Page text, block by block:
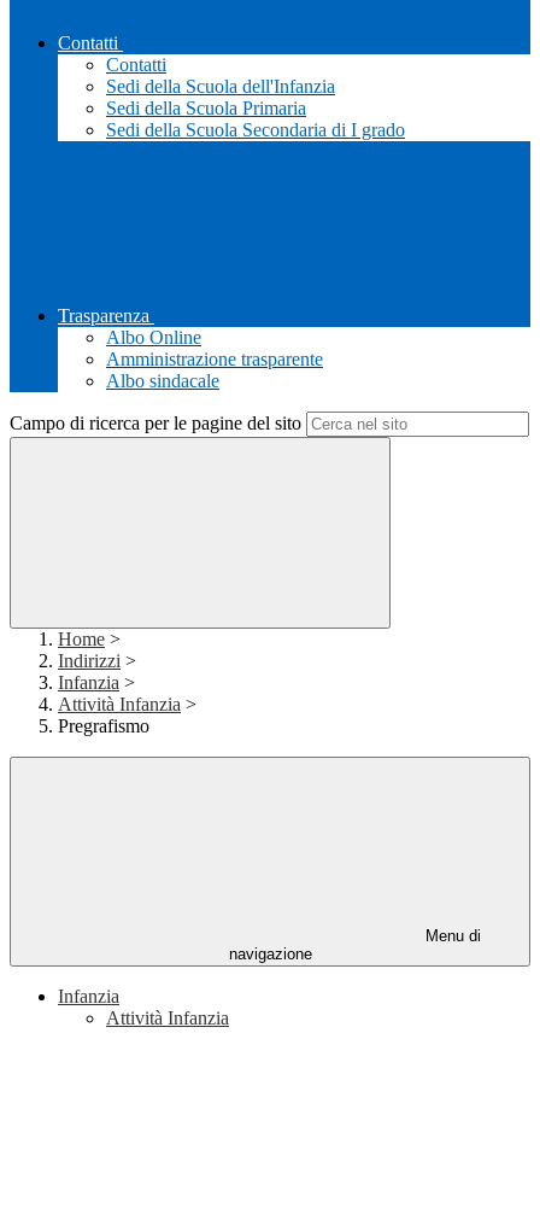
Contatti
Contatti
Sedi della Scuola dell'Infanzia
Sedi della Scuola Primaria
Sedi della Scuola Secondaria di I grado
Trasparenza
Albo Online
Amministrazione trasparente
Albo sindacale
Campo di ricerca per le pagine del sito
Home >
Indirizzi >
Infanzia >
Attività Infanzia >
Pregrafismo
Menu di
navigazione
Infanzia
Attività Infanzia